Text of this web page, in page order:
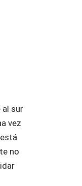
al sur
vez
no